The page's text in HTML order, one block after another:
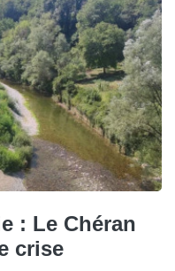
: Le Chéran
crise